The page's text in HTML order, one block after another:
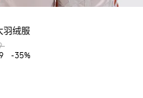
羽绒服
-35%